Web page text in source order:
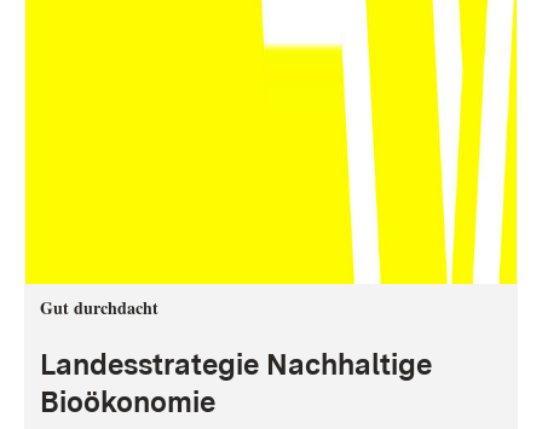
Gut durchdacht
Landesstrategie Nachhaltige
Bioökonomie